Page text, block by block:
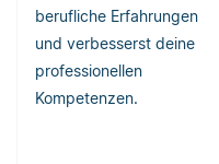
berufliche Erfahrungen
und verbesserst deine
professionellen
Kompetenzen.